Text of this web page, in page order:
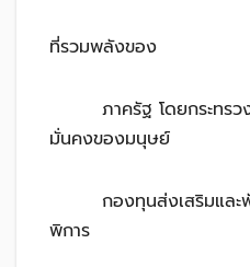
ที่รวมพลังของ
ภาครัฐ โดยกระทรวง
มั่นคงของมนุษย์
กองทุนส่งเสริมและ
พิการ